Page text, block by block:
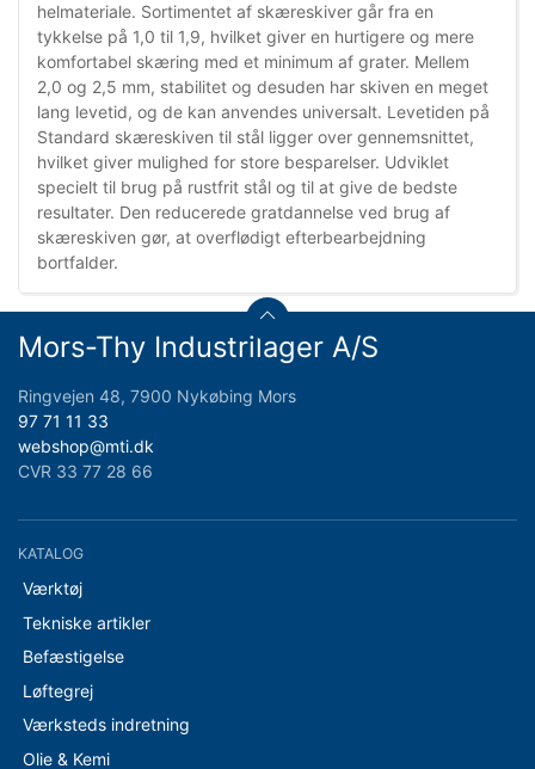
helmateriale. Sortimentet af skæreskiver går fra en
tykkelse på 1,0 til 1,9, hvilket giver en hurtigere og mere
komfortabel skæring med et minimum af grater. Mellem
2,0 og 2,5 mm, stabilitet og desuden har skiven en meget
lang levetid, og de kan anvendes universalt. Levetiden på
Standard skæreskiven til stål ligger over gennemsnittet,
hvilket giver mulighed for store besparelser. Udviklet
specielt til brug på rustfrit stål og til at give de bedste
resultater. Den reducerede gratdannelse ved brug af
skæreskiven gør, at overflødigt efterbearbejdning
bortfalder.
Mors-Thy Industrilager A/S
Ringvejen 48, 7900 Nykøbing Mors
97 71 11 33
webshop@mti.dk
CVR 33 77 28 66
KATALOG
Værktøj
Tekniske artikler
Befæstigelse
Løftegrej
Værksteds indretning
Olie & Kemi